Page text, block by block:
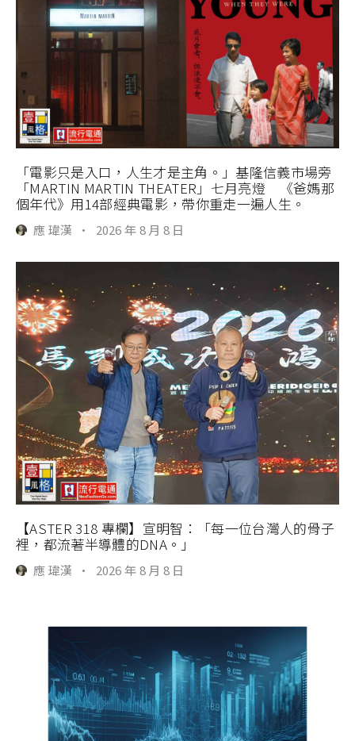
「電影只是入口，人生才是主角。」基隆信義市場旁
「MARTIN MARTIN THEATER」七月亮燈 《爸媽那
個年代》用14部經典電影，帶你重走一遍人生。
應 瑋漢 · 2026 年 8 月 8 日
【ASTER 318 專欄】宣明智：「每一位台灣人的骨子
裡，都流著半導體的DNA。」
應 瑋漢 · 2026 年 8 月 8 日